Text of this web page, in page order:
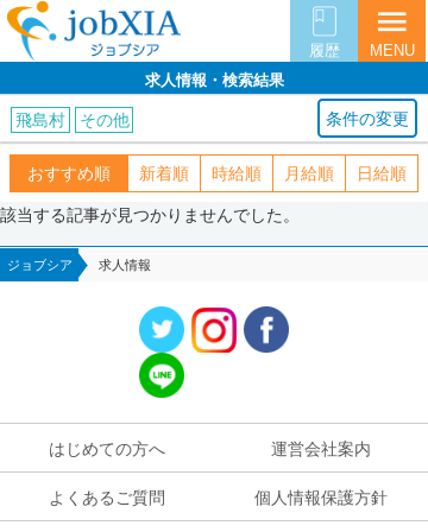
履歴
menu
MENU
求人情報・検索結果
条件の変更
飛島村 その他
おすすめ順 新着順 時給順 月給順 日給順
該当する記事が見つかりませんでした。
ジョブシア 求人情報
はじめての方へ 運営会社案内
よくあるご質問 個人情報保護方針